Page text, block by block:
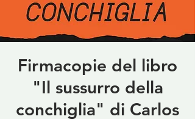
Firmacopie del libro
"Il sussurro della
conchiglia" di Carlos